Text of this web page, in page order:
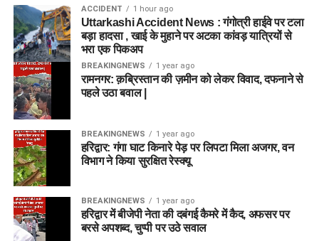
ACCIDENT 1 hour ago
Uttarkashi Accident News : गंगोत्री हाईवे पर टला
बड़ा हादसा , खाई के मुहाने पर अटका कांवड़ यात्रियों से
भरा एक पिकअप
BREAKINGNEWS 1 year ago
रामनगर: क़ब्रिस्तान की ज़मीन को लेकर विवाद, दफनाने से
पहले उठा बवाल |
BREAKINGNEWS 1 year ago
हरिद्वार: गंगा घाट किनारे पेड़ पर लिपटा मिला अजगर, वन
विभाग ने किया सुरक्षित रेस्क्यू
BREAKINGNEWS 1 year ago
हरिद्वार में बीजेपी नेता की दबंगई कैमरे में कैद, अफसर पर
बरसे अपशब्द, चुप्पी पर उठे सवाल